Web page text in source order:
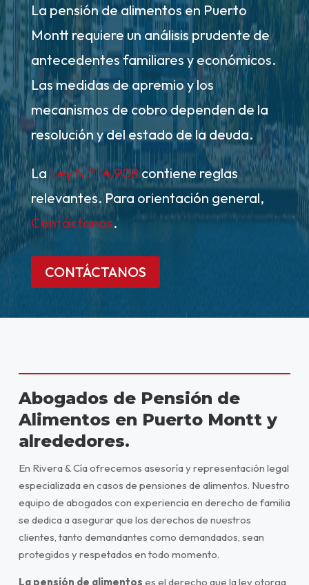
La pensión de alimentos en Puerto
Montt requiere un análisis prudente de
antecedentes familiares y económicos.
Las medidas de apremio y los
mecanismos de cobro dependen de la
resolución y del estado de la deuda.
LaLey N.º 14.908contiene reglas
relevantes. Para orientación general,
Contáctanos.
CONTÁCTANOS
Abogados de Pensión de
Alimentos en Puerto Montt y
alrededores.
En Rivera & Cía ofrecemos asesoría y representación legal
especializada en casos de pensiones de alimentos. Nuestro
equipo de abogados con experiencia en derecho de familia
se dedica a asegurar que los derechos de nuestros
clientes, tanto demandantes como demandados, sean
protegidos y respetados en todo momento.
La pensión de alimentos es el derecho que la ley otorga